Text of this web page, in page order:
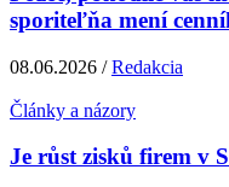
sporiteľňa mení
08.06.2026 /Redakcia
Články a názory
Je růst zisků firem v